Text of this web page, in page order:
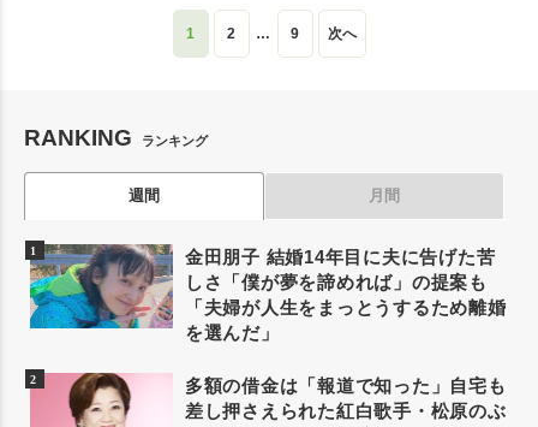
1 2 … 9 次へ
RANKING ランキング
週間 月間
金田朋子 結婚14年目に夫に告げた苦
しさ「僕が夢を諦めれば」の提案も
「夫婦が人生をまっとうするため離婚
を選んだ」
多額の借金は「報道で知った」自宅も
差し押さえられた紅白歌手・松原のぶ